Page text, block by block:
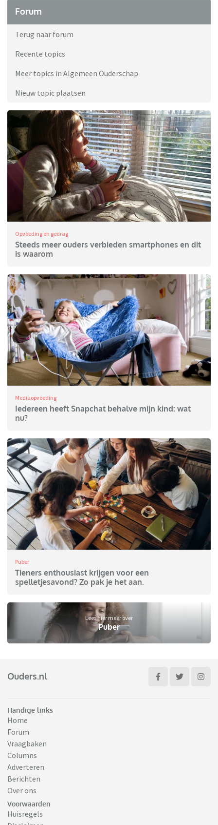
Forum
Terug naar forum
Recente topics
Meer topics in Algemeen Ouderschap
Nieuw topic plaatsen
Opvoeding en gedrag
Steeds meer ouders verbieden smartphones en dit
is waarom
Mediaopvoeding
Iedereen heeft Snapchat behalve mijn kind: wat
nu?
Puber
Tieners enthousiast krijgen voor een
spelletjesavond? Zo pak je het aan.
Lees hier meer over
Puber
Ouders.nl
Handige links
Home
Forum
Vraagbaken
Columns
Adverteren
Berichten
Over ons
Voorwaarden
Huisregels